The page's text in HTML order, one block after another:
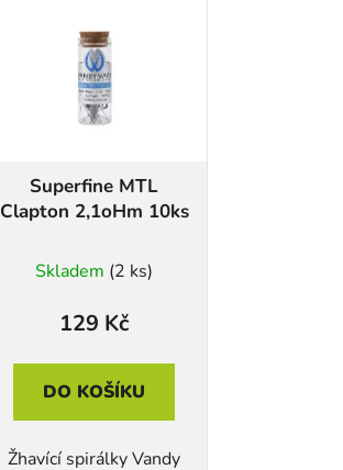
Superfine MTL
Clapton 2,1oHm 10ks
Skladem (2 ks)
129 Kč
DO KOŠÍKU
Žhavící spirálky Vandy